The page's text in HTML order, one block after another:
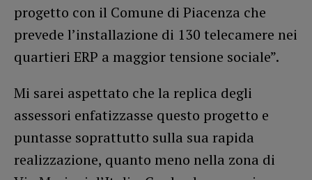
progetto con il Comune di Piacenza che
prevede l’installazione di 130 telecamere nei
quartieri ERP a maggior tensione sociale”.
Mi sarei aspettato che la replica degli
assessori enfatizzasse questo progetto e
puntasse soprattutto sulla sua rapida
realizzazione, quanto meno nella zona di